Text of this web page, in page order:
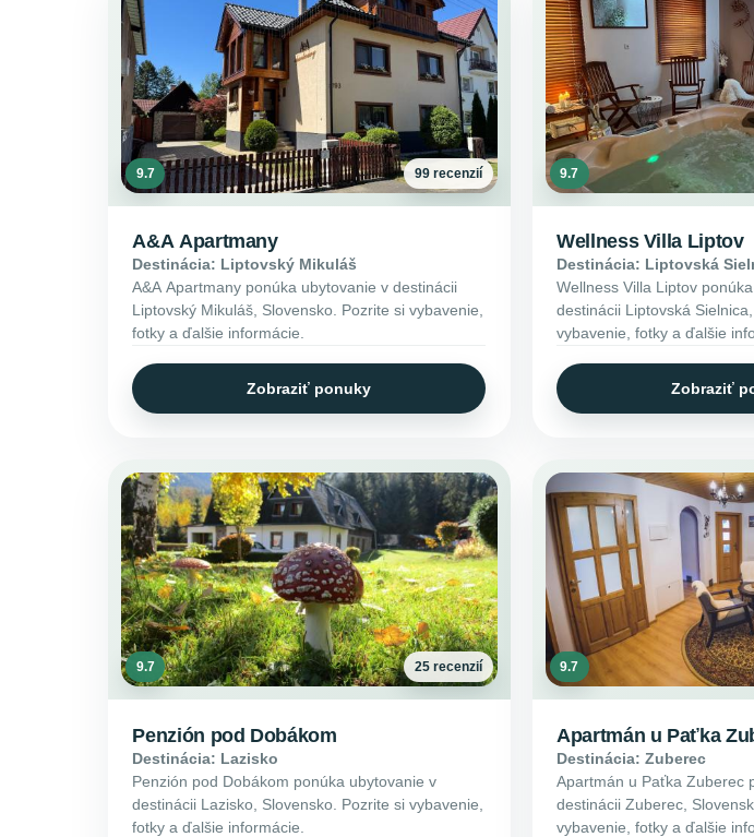
9.7 99 recenzií
A&A Apartmany
Destinácia: Liptovský Mikuláš
A&A Apartmany ponúka ubytovanie v destinácii
Liptovský Mikuláš, Slovensko. Pozrite si vybavenie,
fotky a ďalšie informácie.
Zobraziť ponuky
9.7
Wellness Villa Liptov
Destinácia: Liptovská
Wellness Villa Liptov
destinácii Liptovská
vybavenie, fotky a ďalšie
Zobraziť
9.7 25 recenzií
Penzión pod Dobákom
Destinácia: Lazisko
Penzión pod Dobákom ponúka ubytovanie v
destinácii Lazisko, Slovensko. Pozrite si vybavenie,
fotky a ďalšie informácie.
9.7
Apartmán u Paťka
Destinácia: Zuberec
Apartmán u Paťka Zuberec
destinácii Zuberec,
vybavenie, fotky a ďalšie